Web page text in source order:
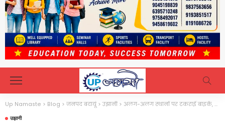
Up Namaste > Blog > जनपद बदायूं>उझानी > अलग-अलग स्थानों पर टकराई बाइकें, आधा दर्जन घायल
उझानी